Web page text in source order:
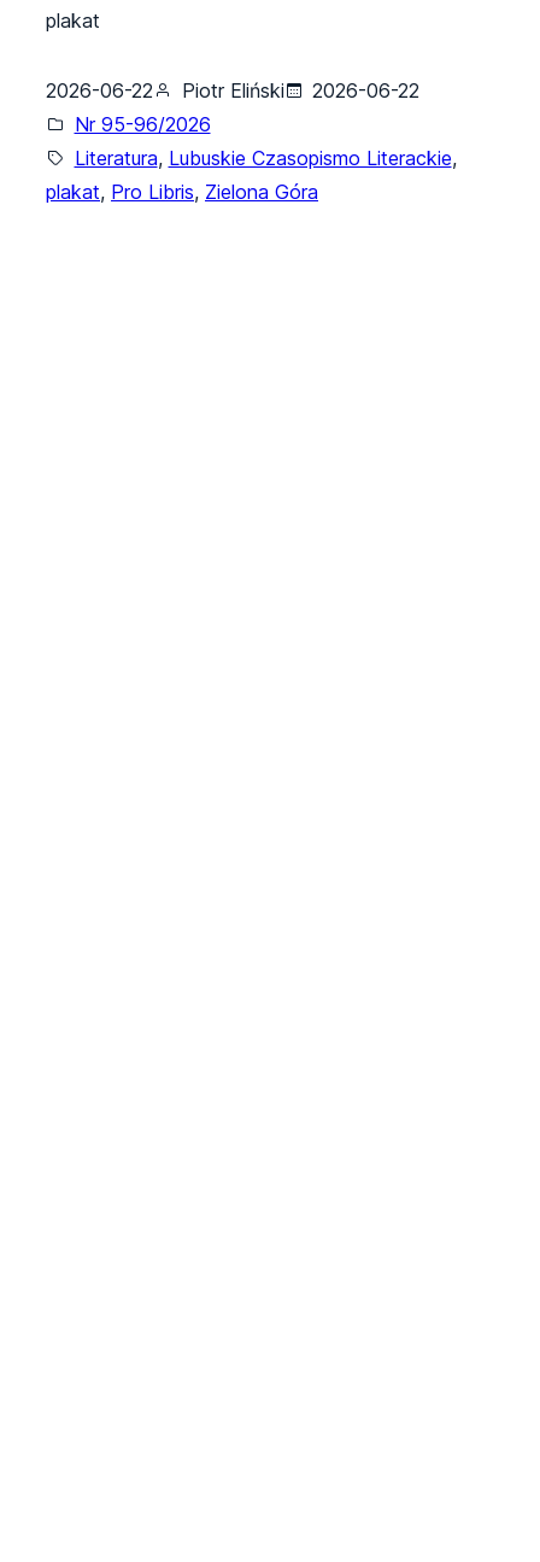
plakat
2026-06-22 Piotr Eliński
2026-06-22
Nr 95-96/2026
Literatura, Lubuskie Czasopismo Literackie,
plakat, Pro Libris, Zielona Góra